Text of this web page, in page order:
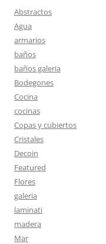
Abstractos
Agua
armarios
baños
baños galeria
Bodegones
Cocina
cocinas
Copas y cubiertos
Cristales
Decoin
Featured
Flores
galeria
laminati
madera
Mar